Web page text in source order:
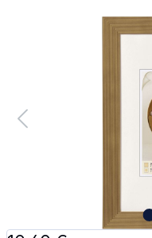
Bildergalerie überspringen